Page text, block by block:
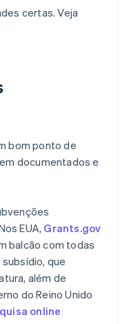
certas. Veja
bom ponto de
documentados e
EUA, Grants.gov
balcão com todas
que
além de
do Reino Unido
online